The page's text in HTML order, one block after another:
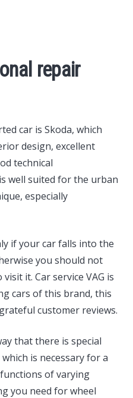
repair
car is Skoda, which
design, excellent
technical
well suited for the urban
especially
if your car falls into the
you should not
it. Car service VAG is
cars of this brand, this
customer reviews.
that there is special
is necessary for a
of varying
you need for wheel